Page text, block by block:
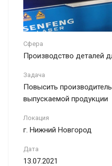
Сфера
Производство деталей
Задача
Повысить
выпускаемой продукции
Локация
г. Нижний Новгород
Дата
13.07.2021